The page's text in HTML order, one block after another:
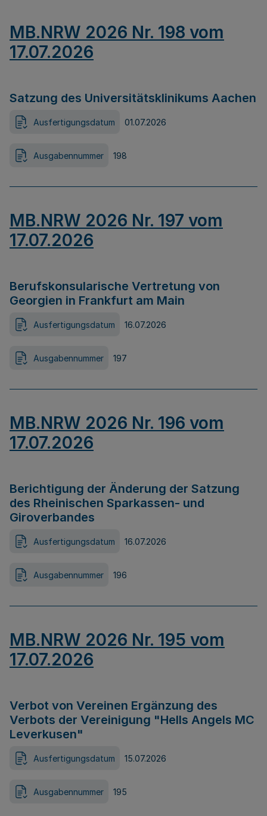
MB.NRW 2026 Nr. 198 vom
17.07.2026
Satzung des Universitätsklinikums Aachen
Ausfertigungsdatum 01.07.2026
Ausgabennummer 198
MB.NRW 2026 Nr. 197 vom
17.07.2026
Berufskonsularische Vertretung von
Georgien in Frankfurt am Main
Ausfertigungsdatum 16.07.2026
Ausgabennummer 197
MB.NRW 2026 Nr. 196 vom
17.07.2026
Berichtigung der Änderung der Satzung
des Rheinischen Sparkassen- und
Giroverbandes
Ausfertigungsdatum 16.07.2026
Ausgabennummer 196
MB.NRW 2026 Nr. 195 vom
17.07.2026
Verbot von Vereinen Ergänzung des
Verbots der Vereinigung "Hells Angels MC
Leverkusen"
Ausfertigungsdatum 15.07.2026
Ausgabennummer 195